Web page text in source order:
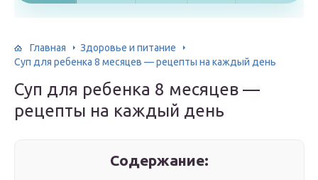
Главная
Здоровье и питание
Суп для ребенка 8 месяцев — рецепты на каждый день
Суп для ребенка 8 месяцев —
рецепты на каждый день
Содержание: